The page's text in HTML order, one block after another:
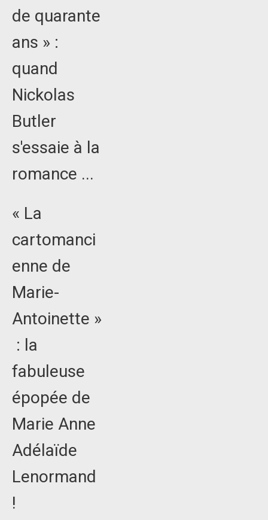
de quarante
ans » :
quand
Nickolas
Butler
s'essaie à la
romance ...
« La
cartomanci
enne de
Marie-
Antoinette »
: la
fabuleuse
épopée de
Marie Anne
Adélaïde
Lenormand
!